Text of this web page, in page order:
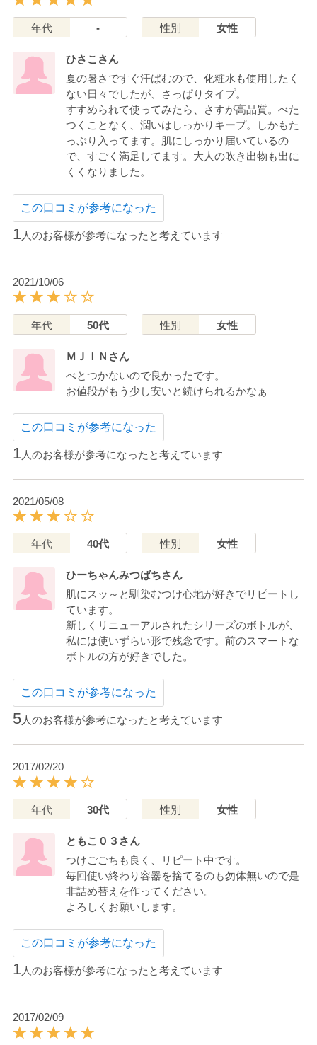
年代 - 性別 女性
ひさこさん
夏の暑さですぐ汗ばむので、化粧水も使用したく
ない日々でしたが、さっぱりタイプ。
すすめられて使ってみたら、さすが高品質。べた
つくことなく、潤いはしっかりキープ。しかもた
っぷり入ってます。肌にしっかり届いているの
で、すごく満足してます。大人の吹き出物も出に
くくなりました。
この口コミが参考になった
1 人のお客様が参考になったと考えています
2021/10/06
年代 50代 性別 女性
ＭＪＩＮさん
べとつかないので良かったです。
お値段がもう少し安いと続けられるかなぁ
この口コミが参考になった
1 人のお客様が参考になったと考えています
2021/05/08
年代 40代 性別 女性
ひーちゃんみつばちさん
肌にスッ～と馴染むつけ心地が好きでリピートし
ています。
新しくリニューアルされたシリーズのボトルが、
私には使いずらい形で残念です。前のスマートな
ボトルの方が好きでした。
この口コミが参考になった
5人のお客様が参考になったと考えています
2017/02/20
年代 30代 性別 女性
ともこ０３さん
つけごごちも良く、リピート中です。
毎回使い終わり容器を捨てるのも勿体無いので是
非詰め替えを作ってください。
よろしくお願いします。
この口コミが参考になった
1人のお客様が参考になったと考えています
2017/02/09